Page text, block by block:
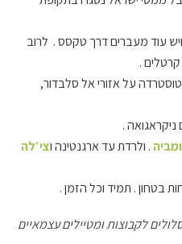
עוד מעברים דרך טקסס . לרוב
קרטלים .
על אזורי אל סלבדור,
.
. ולרדת עד ארגנטינה וצי′לה
בטחון . תמיד וכל הזמן .
לקבוצות ומטיילים עצמאיים